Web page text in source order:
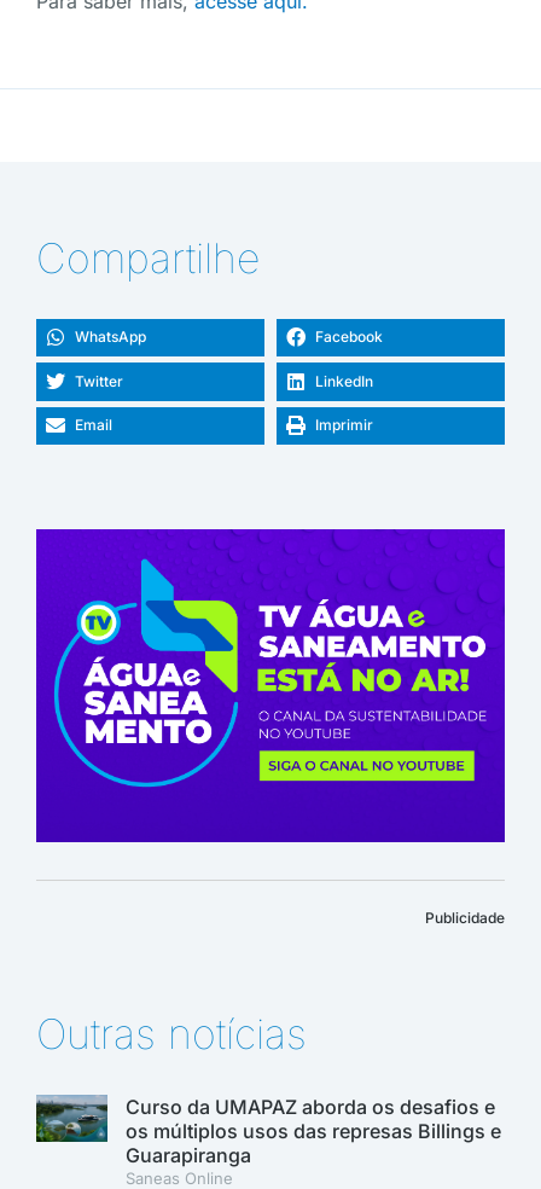
Compartilhe
WhatsApp Facebook
Twitter LinkedIn
Email Imprimir
Publicidade
Outras notícias
Curso da UMAPAZ aborda os desafios e
os múltiplos usos das represas Billings e
Guarapiranga
Saneas Online